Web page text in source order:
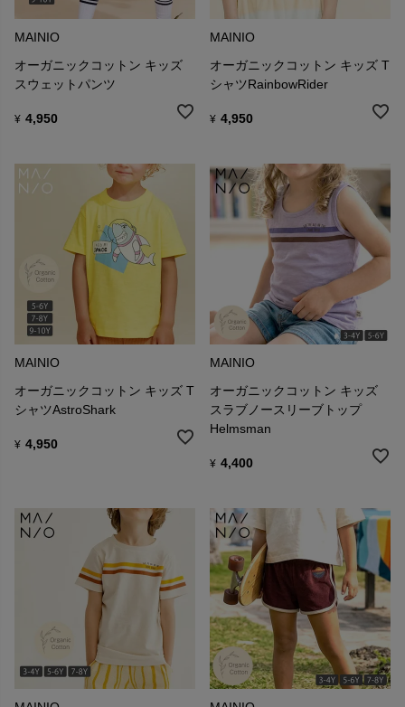
MAINIO
オーガニックコットン キッズ
スウェットパンツ
¥ 4,950
MAINIO
オーガニックコットン キッズ T
シャツRainbowRider
¥ 4,950
MAINIO
オーガニックコットン キッズ T
シャツAstroShark
¥ 4,950
MAINIO
オーガニックコットン キッズ
スラブノースリーブトップ
Helmsman
¥ 4,400